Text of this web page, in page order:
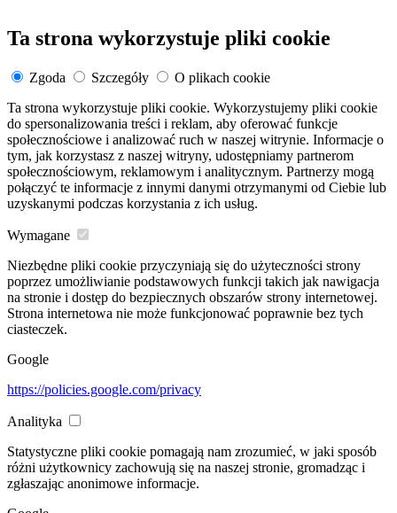
Ta strona wykorzystuje pliki cookie
Zgoda Szczegóły
O plikach cookie
Ta strona wykorzystuje pliki cookie. Wykorzystujemy pliki cookie
do spersonalizowania treści i reklam, aby oferować funkcje
społecznościowe i analizować ruch w naszej witrynie. Informacje o
tym, jak korzystasz z naszej witryny, udostępniamy partnerom
społecznościowym, reklamowym i analitycznym. Partnerzy mogą
połączyć te informacje z innymi danymi otrzymanymi od Ciebie lub
uzyskanymi podczas korzystania z ich usług.
Wymagane
Niezbędne pliki cookie przyczyniają się do użyteczności strony
poprzez umożliwianie podstawowych funkcji takich jak nawigacja
na stronie i dostęp do bezpiecznych obszarów strony internetowej.
Strona internetowa nie może funkcjonować poprawnie bez tych
ciasteczek.
Google
https://policies.google.com/privacy
Analityka
Statystyczne pliki cookie pomagają nam zrozumieć, w jaki sposób
różni użytkownicy zachowują się na naszej stronie, gromadząc i
zgłaszając anonimowe informacje.